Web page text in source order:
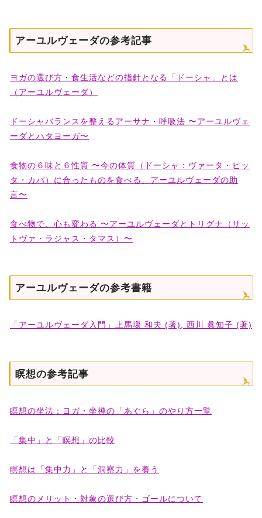
アーユルヴェーダの参考記事
ヨガの選び方・食生活などの指針となる「ドーシャ」とは
（アーユルヴェーダ）
ドーシャバランスを整えるアーサナ・呼吸法 〜アーユルヴェ
ーダとハタヨーガ〜
食物の６味と６性質 〜今の体質（ドーシャ：ヴァータ・ピッ
タ・カパ）に合ったものを食べる、アーユルヴェーダの助
言〜
食べ物で、心も変わる 〜アーユルヴェーダとトリグナ（サッ
トヴァ・ラジャス・タマス）〜
アーユルヴェーダの参考書籍
「アーユルヴェーダ入門」上馬塲 和夫 (著), 西川 眞知子 (著)
瞑想の参考記事
瞑想の坐法：ヨガ・坐禅の「あぐら」のやり方一覧
「集中」と「瞑想」の比較
瞑想は「集中力」と「洞察力」を養う
瞑想のメリット・対象の選び方・ゴールについて